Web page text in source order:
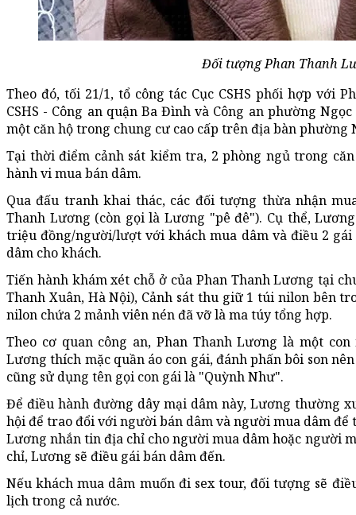
Đối tượng Phan Thanh
Theo đó, tối 21/1, tổ công tác Cục CSHS phối hợp với
CSHS - Công an quận Ba Đình và Công an phường
một căn hộ trong chung cư cao cấp trên địa bàn phường
Tại thời điểm cảnh sát kiểm tra, 2 phòng ngủ trong
hành vi mua bán dâm.
Qua đấu tranh khai thác, các đối tượng thừa nhận
Thanh Lương (còn gọi là Lương "pê đê"). Cụ thể,
triệu đồng/người/lượt với khách mua dâm và điều 2 gái
dâm cho khách.
Tiến hành khám xét chỗ ở của Phan Thanh Lương tại
Thanh Xuân, Hà Nội), Cảnh sát thu giữ 1 túi nilon bên
nilon chứa 2 mảnh viên nén đã vỡ là ma túy tổng hợp.
Theo cơ quan công an, Phan Thanh Lương là một
Lương thích mặc quần áo con gái, đánh phấn bôi son
cũng sử dụng tên gọi con gái là "Quỳnh Như".
Để điều hành đường dây mại dâm này, Lương thường
hội để trao đổi với người bán dâm và người mua dâm để
Lương nhắn tin địa chỉ cho người mua dâm hoặc người
chỉ, Lương sẽ điều gái bán dâm đến.
Nếu khách mua dâm muốn đi sex tour, đối tượng sẽ
lịch trong cả nước.